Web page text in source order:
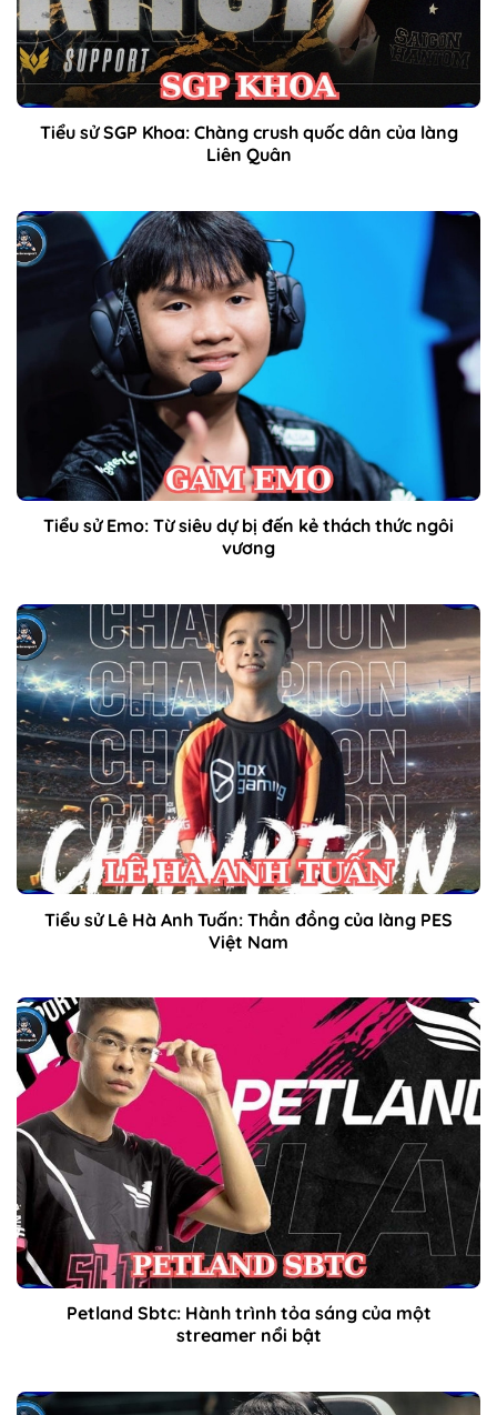
Tiểu sử SGP Khoa: Chàng crush quốc dân của làng
Liên Quân
Tiểu sử Emo: Từ siêu dự bị đến kẻ thách thức ngôi
vương
Tiểu sử Lê Hà Anh Tuấn: Thần đồng của làng PES
Việt Nam
Petland Sbtc: Hành trình tỏa sáng của một
streamer nổi bật